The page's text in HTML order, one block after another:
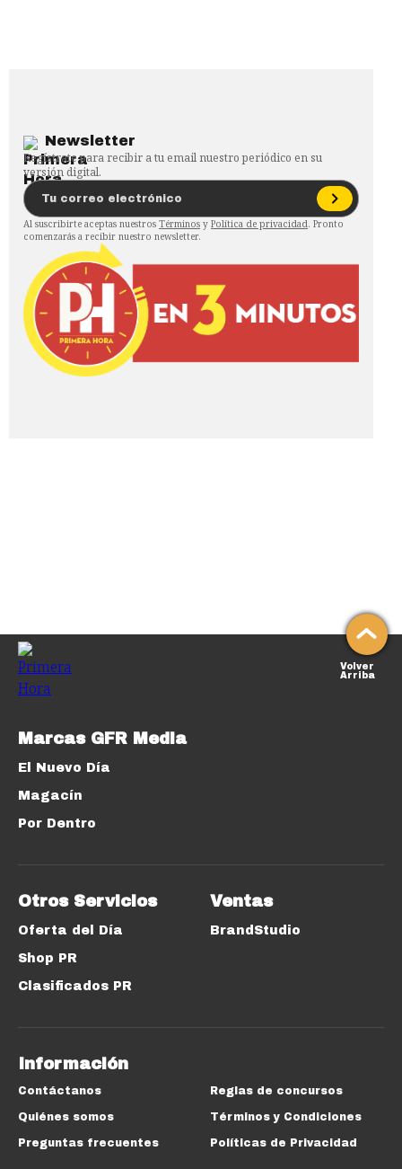
Newsletter
Regístrate para recibir a tu email nuestro periódico en su
versión digital.
Al suscribirte aceptas nuestros Términos y Política de privacidad. Pronto
comenzarás a recibir nuestro newsletter.
Volver
Arriba
Marcas GFR Media
El Nuevo Día
Magacín
Por Dentro
Otros Servicios
Oferta del Día
Shop PR
Clasificados PR
Ventas
BrandStudio
Información
Contáctanos
Quiénes somos
Preguntas frecuentes
Reglas de concursos
Términos y Condiciones
Políticas de Privacidad